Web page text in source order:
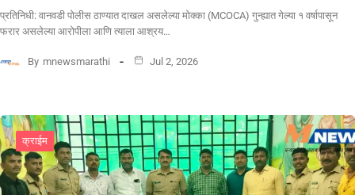
प्रतिनिधी: वानवडी पोलीस ठाण्यात दाखल असलेल्या मोक्का (MCOCA) गुन्ह्यात गेल्या १ वर्षापासून
फरार असलेल्या आरोपीला आणि त्याला आश्रय…
By mnewsmarathi Jul 2, 2026
क्राईम